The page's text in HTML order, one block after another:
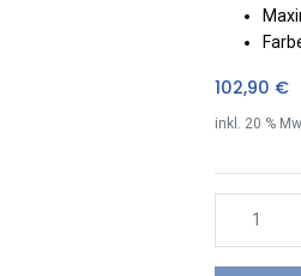
102,90 €
inkl. 20 %